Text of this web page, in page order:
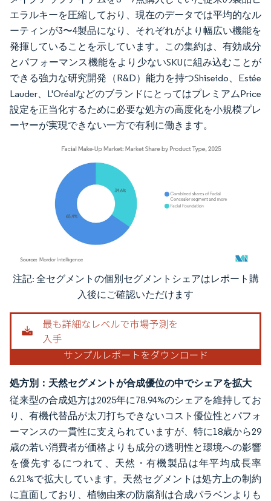
エラルキーを圧縮しており、現在のデータでは平均的なル
ーティンが3〜4製品になり、それぞれがより幅広い機能を
発揮していることを示しています。この集約は、有効成分
とパフォーマンス機能をより少ないSKUに組み込むことが
できる強力な研究開発（R&D）能力を持つShiseido、Estée
Lauder、L'OréalなどのブランドにとってはプレミアムPrice
設定を正当化するために必要な処方の高度化を小規模プレ
ーヤーが実現できない一方で有利に働きます。
画像 © Mordor Intelligence。再利用にはCC BY 4.0の表示が必要です。
注記: 全セグメントの個別セグメントシェアはレポート購
入後にご確認いただけます
処方別：天然セグメントが合成優位の中でシェアを拡大
従来型の合成処方は2025年に78.94%のシェアを維持してお
り、有機代替品が太刀打ちできないコスト優位性とパフォ
ーマンスの一貫性に支えられていますが、特に18歳から29
歳の若い消費者が価格よりも成分の透明性と環境への影響
を優先するにつれて、天然・有機製品は年平均成長率
6.21%で拡大しています。天然セグメントは処方上の制約
に直面しており、植物由来の防腐剤は合成パラベンよりも